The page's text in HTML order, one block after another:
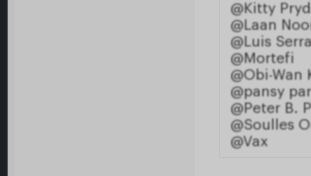
@Kitty
@Laan
@Luis
@Mortefi
@Obi-Wan
@pansy
@Peter B.
@Soulles
@Vax